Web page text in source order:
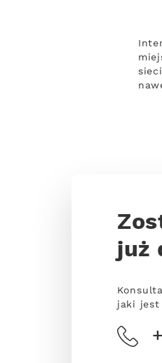
już
jaki jest